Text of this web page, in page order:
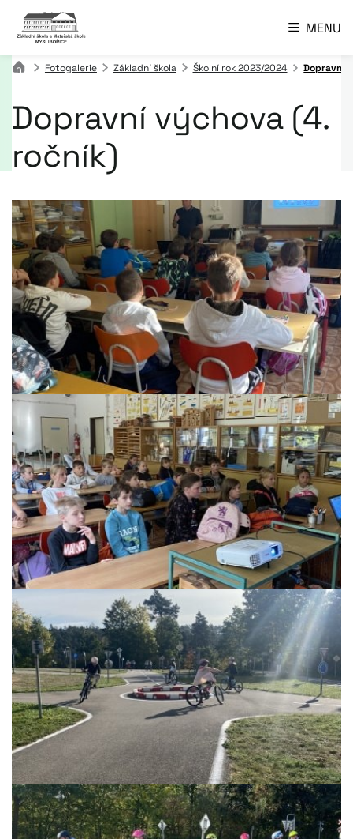
MENU
Fotogalerie Základní škola Školní rok 2023/2024 Dopravní
Dopravní výchova (4.
ročník)